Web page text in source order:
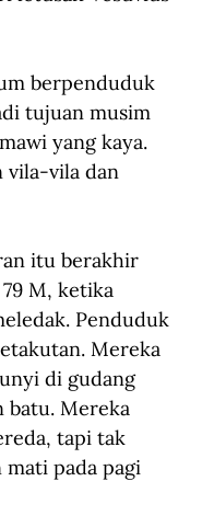
berpenduduk
tujuan musim
yang kaya.
vila-vila dan
itu berakhir
M, ketika
Penduduk
Mereka
di gudang
batu. Mereka
tapi tak
pada pagi